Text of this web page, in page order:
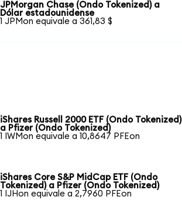
JPMorgan Chase (Ondo Tokenized) a
Dólar estadounidense
1 JPMon equivale a 361,83 $
iShares Russell 2000 ETF (Ondo Tokenized)
a Pfizer (Ondo Tokenized)
1 IWMon equivale a 10,8647 PFEon
iShares Core S&P MidCap ETF (Ondo
Tokenized) a Pfizer (Ondo Tokenized)
1 IJHon equivale a 2,7960 PFEon